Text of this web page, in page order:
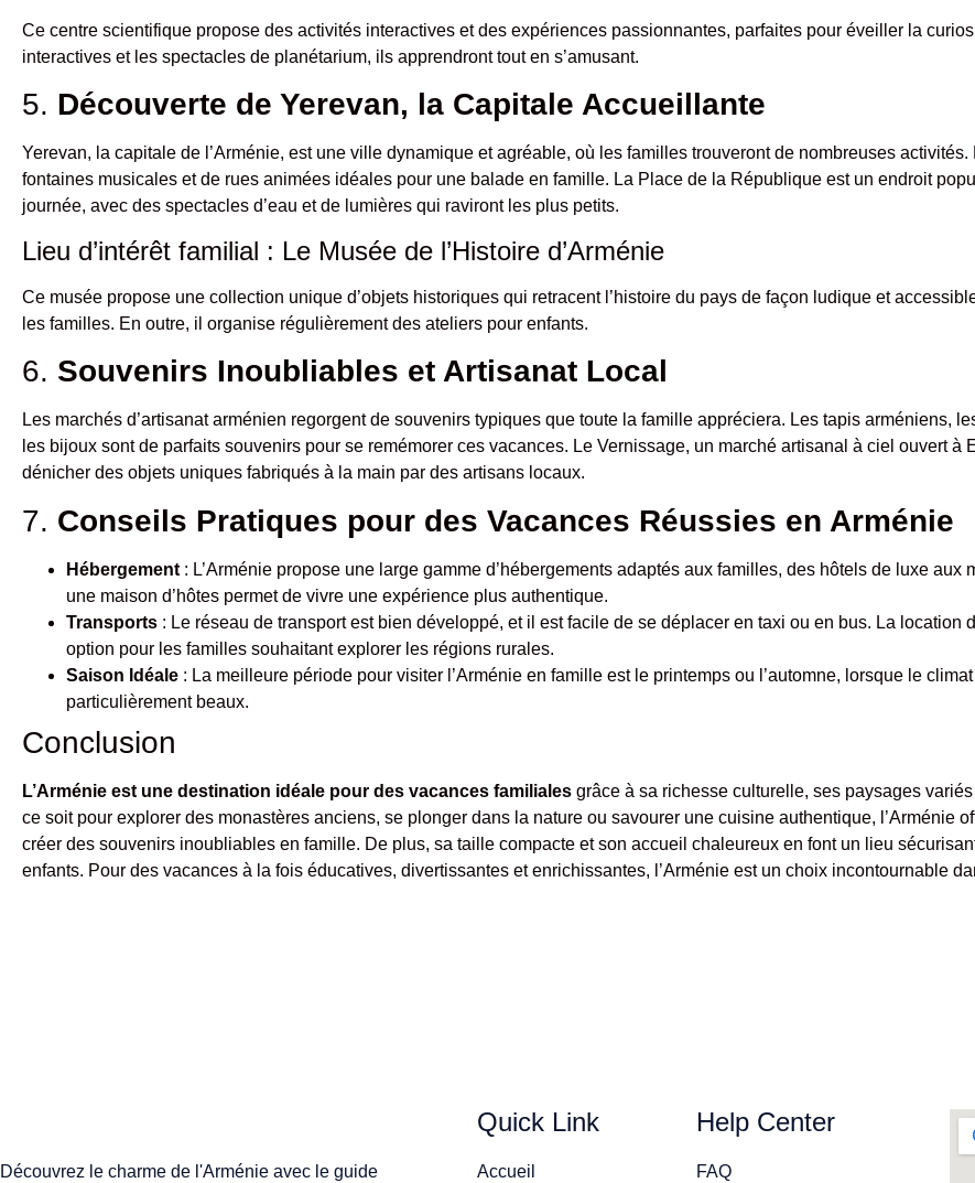
Ce centre scientifique propose des activités interactives et des expériences passionnantes, parfaites pour éveiller la
interactives et les spectacles de planétarium, ils apprendront tout en s’amusant.
5. Découverte de Yerevan, la Capitale Accueillante
Yerevan, la capitale de l’Arménie, est une ville dynamique et agréable, où les familles trouveront de nombreuses
fontaines musicales et de rues animées idéales pour une balade en famille. La Place de la République est un endroit
journée, avec des spectacles d’eau et de lumières qui raviront les plus petits.
Lieu d’intérêt familial : Le Musée de l’Histoire d’Arménie
Ce musée propose une collection unique d’objets historiques qui retracent l’histoire du pays de façon ludique et
les familles. En outre, il organise régulièrement des ateliers pour enfants.
6. Souvenirs Inoubliables et Artisanat Local
Les marchés d’artisanat arménien regorgent de souvenirs typiques que toute la famille appréciera. Les tapis arméniens,
les bijoux sont de parfaits souvenirs pour se remémorer ces vacances. Le Vernissage, un marché artisanal à ciel ouvert à
dénicher des objets uniques fabriqués à la main par des artisans locaux.
7. Conseils Pratiques pour des Vacances Réussies en Arménie
Hébergement : L’Arménie propose une large gamme d’hébergements adaptés aux familles, des hôtels de luxe aux
une maison d’hôtes permet de vivre une expérience plus authentique.
Transports : Le réseau de transport est bien développé, et il est facile de se déplacer en taxi ou en bus. La location
option pour les familles souhaitant explorer les régions rurales.
Saison Idéale : La meilleure période pour visiter l’Arménie en famille est le printemps ou l’automne, lorsque le
particulièrement beaux.
Conclusion
L’Arménie est une destination idéale pour des vacances familiales grâce à sa richesse culturelle, ses paysages
ce soit pour explorer des monastères anciens, se plonger dans la nature ou savourer une cuisine authentique, l’Arménie
créer des souvenirs inoubliables en famille. De plus, sa taille compacte et son accueil chaleureux en font un lieu
enfants. Pour des vacances à la fois éducatives, divertissantes et enrichissantes, l’Arménie est un choix incontournable
Découvrez le charme de l'Arménie avec le guide
Quick Link
Accueil
Help Center
FAQ